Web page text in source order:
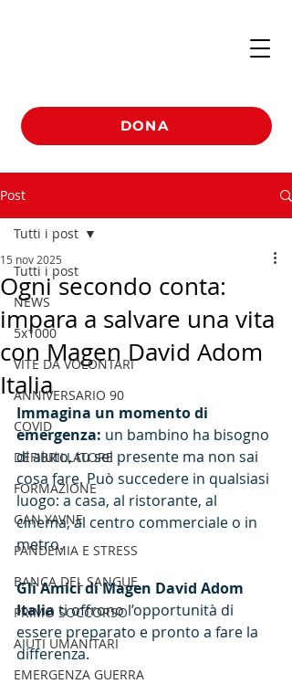
DONA
Post
Tutti i post
NEWS
5x1000
VITE DA VOLONTARI
ANNIVERSARIO 90
COVID
DEFIBRILLATORE
FORMAZIONE
GAN YAVNE
PANDEMIA E STRESS
BANCA DEL SANGUE
PRIMO SOCCORSO
AIUTI UMANITARI
EMERGENZA GUERRA
Tutti i post
Ogni secondo conta:
impara a salvare una vita
con Magen David Adom
Italia
15 nov 2025
Immagina un momento di
emergenza: un bambino ha bisogno
di aiuto, tu sei presente ma non sai
cosa fare. Può succedere in qualsiasi
luogo: a casa, al ristorante, al
cinema, al centro commerciale o in
metro.
Gli Amici di Magen David Adom
Italia ti offrono l’opportunità di
essere preparato e pronto a fare la
differenza.